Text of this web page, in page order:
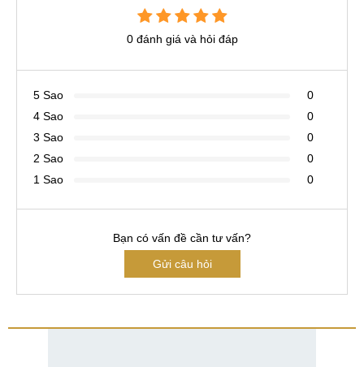
0 đánh giá và hỏi đáp
5 Sao
0
4 Sao
0
3 Sao
0
2 Sao
0
1 Sao
0
Bạn có vấn đề cần tư vấn?
Gửi câu hỏi